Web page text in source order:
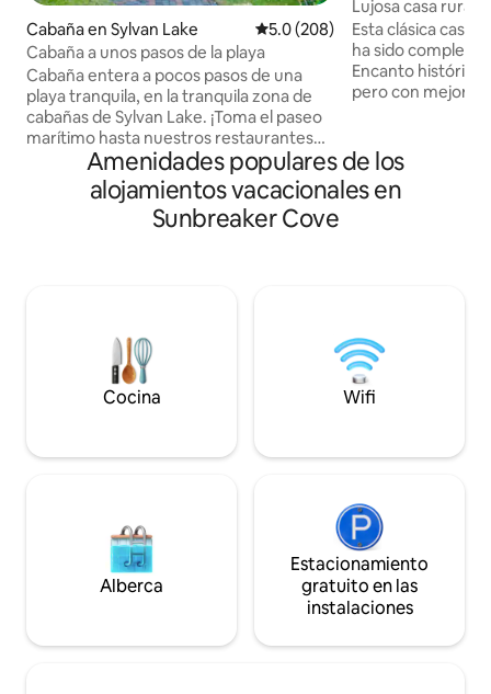
Cabaña en Sylvan Lake Calificación promedio: 5.0 de
5.0 (208)
Cabaña a unos pasos de la playa
Cabaña entera a pocos pasos de una
playa tranquila, en la tranquila zona de
cabañas de Sylvan Lake. ¡Toma el paseo
marítimo hasta nuestros restaurantes
del centro, parques infantiles y tiendas
locales! Utiliza nuestras tablas de remo y
equipo de playa para disfrutar del lago.
Disfruta de nuestro pozo de fuego,
las tarifas de estacionamiento. ¡Nuestra
acogedora cabaña está equipada con
todas las necesidades que necesitas
para una estancia maravillosa en el lago!
Lujosa casa rural
muelle privado y
Esta clásica casa
ha sido
Encanto histórico
pero con mejoras
preocuparte.
altillo para niños.
capacidad para
durante todo el
septiembre.
Amenidades populares de los
alojamientos vacacionales en
Sunbreaker Cove
Cocina Wifi
Alberca
Estacionamiento
gratuito en las
instalaciones